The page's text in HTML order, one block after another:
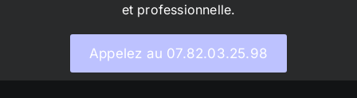
et professionnelle.
Appelez au 07.82.03.25.98